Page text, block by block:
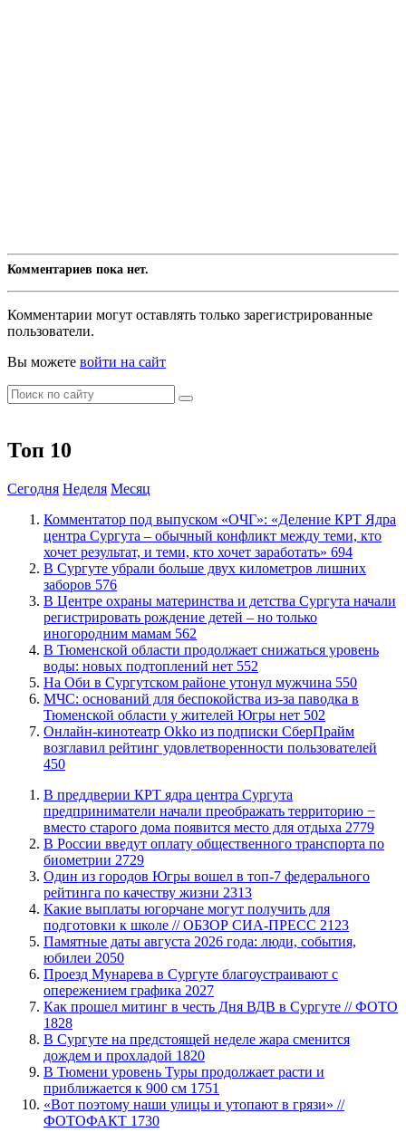
Комментариев пока нет.
Комментарии могут оставлять только зарегистрированные
пользователи.
Вы можете войти на сайт
Топ 10
Сегодня Неделя Месяц
​Комментатор под выпуском «ОЧГ»: «Деление КРТ Ядра
центра Сургута – обычный конфликт между теми, кто
хочет результат, и теми, кто хочет заработать» 694
​В Сургуте убрали больше двух километров лишних
заборов 576
​В Центре охраны материнства и детства Сургута начали
регистрировать рождение детей – но только
иногородним мамам 562
​В Тюменской области продолжает снижаться уровень
воды: новых подтоплений нет 552
​На Оби в Сургутском районе утонул мужчина 550
​МЧС: оснований для беспокойства из-за паводка в
Тюменской области у жителей Югры нет 502
​Онлайн-кинотеатр Okko из подписки СберПрайм
возглавил рейтинг удовлетворенности пользователей
450
​В преддверии КРТ ядра центра Сургута
предприниматели начали преображать территорию −
вместо старого дома появится место для отдыха 2779
В России введут оплату общественного транспорта по
биометрии 2729
Один из городов Югры вошел в топ-7 федерального
рейтинга по качеству жизни 2313
Какие выплаты югорчане могут получить для
подготовки к школе // ОБЗОР СИА-ПРЕСС 2123
​Памятные даты августа 2026 года: люди, события,
юбилеи 2050
​Проезд Мунарева в Сургуте благоустраивают с
опережением графика 2027
Как прошел митинг в честь Дня ВДВ в Сургуте // ФОТО
1828
В Сургуте на предстоящей неделе жара сменится
дождем и прохладой 1820
В Тюмени уровень Туры продолжает расти и
приближается к 900 см 1751
«Вот поэтому наши улицы и утопают в грязи» //
ФОТОФАКТ 1730